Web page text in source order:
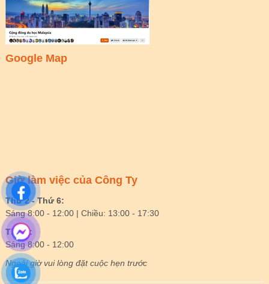
Google Map
Giờ làm việc của Công Ty
Thứ 2 - Thứ 6:
Sáng 8:00 - 12:00 | Chiều: 13:00 - 17:30
Thứ 7:
Sáng 8:00 - 12:00
Ngoài giờ vui lòng đặt cuộc hẹn trước